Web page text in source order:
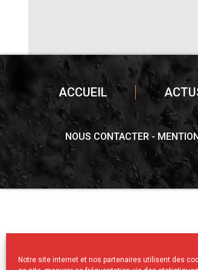
Notre site internet et nos partenaires utilisent des
ACCUEIL
NOUS CONTACTER